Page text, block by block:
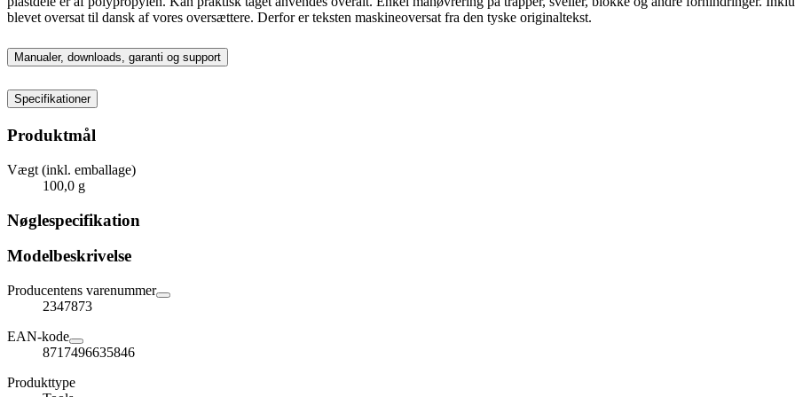
blevet oversat til dansk af vores oversættere. Derfor er teksten maskineoversat fra den tyske originaltekst.
Manualer, downloads, garanti og support
Specifikationer
Produktmål
Vægt (inkl. emballage)
100,0 g
Nøglespecifikation
Modelbeskrivelse
Producentens varenummer
2347873
EAN-kode
8717496635846
Produkttype